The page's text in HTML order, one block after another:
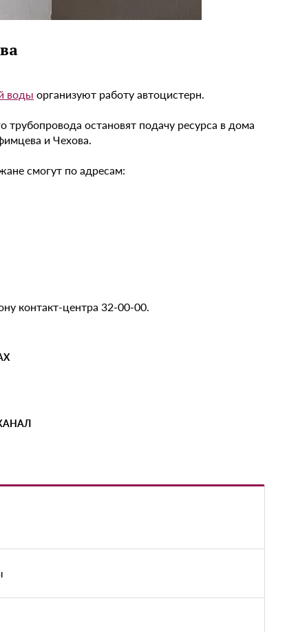
воды организуют работу автоцистерн.
остановят подачу ресурса в дома
и Чехова.
смогут по адресам:
контакт-центра 32-00-00.